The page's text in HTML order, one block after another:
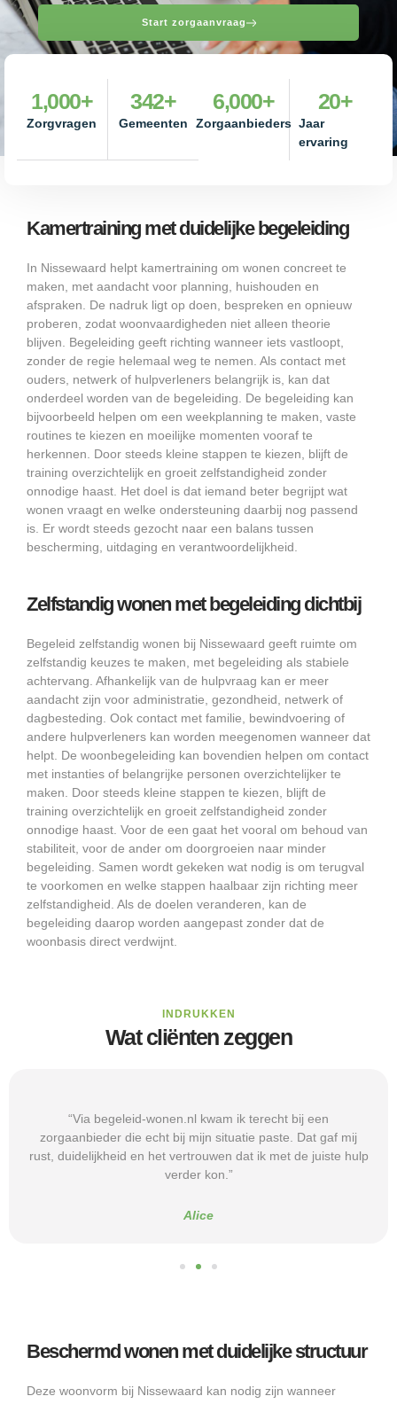
Start zorgaanvraag
Zorgvragen
1,000+
Gemeenten
342+
Zorgaanbieders
6,000+
Jaar
ervaring
20+
Kamertraining met duidelijke begeleiding
In Nissewaard helpt kamertraining om wonen concreet te
maken, met aandacht voor planning, huishouden en
afspraken. De nadruk ligt op doen, bespreken en opnieuw
proberen, zodat woonvaardigheden niet alleen theorie
blijven. Begeleiding geeft richting wanneer iets vastloopt,
zonder de regie helemaal weg te nemen. Als contact met
ouders, netwerk of hulpverleners belangrijk is, kan dat
onderdeel worden van de begeleiding. De begeleiding kan
bijvoorbeeld helpen om een weekplanning te maken, vaste
routines te kiezen en moeilijke momenten vooraf te
herkennen. Door steeds kleine stappen te kiezen, blijft de
training overzichtelijk en groeit zelfstandigheid zonder
onnodige haast. Het doel is dat iemand beter begrijpt wat
wonen vraagt en welke ondersteuning daarbij nog passend
is. Er wordt steeds gezocht naar een balans tussen
bescherming, uitdaging en verantwoordelijkheid.
Zelfstandig wonen met begeleiding dichtbij
Begeleid zelfstandig wonen bij Nissewaard geeft ruimte om
zelfstandig keuzes te maken, met begeleiding als stabiele
achtervang. Afhankelijk van de hulpvraag kan er meer
aandacht zijn voor administratie, gezondheid, netwerk of
dagbesteding. Ook contact met familie, bewindvoering of
andere hulpverleners kan worden meegenomen wanneer dat
helpt. De woonbegeleiding kan bovendien helpen om contact
met instanties of belangrijke personen overzichtelijker te
maken. Door steeds kleine stappen te kiezen, blijft de
training overzichtelijk en groeit zelfstandigheid zonder
onnodige haast. Voor de een gaat het vooral om behoud van
stabiliteit, voor de ander om doorgroeien naar minder
begeleiding. Samen wordt gekeken wat nodig is om terugval
te voorkomen en welke stappen haalbaar zijn richting meer
zelfstandigheid. Als de doelen veranderen, kan de
begeleiding daarop worden aangepast zonder dat de
woonbasis direct verdwijnt.
INDRUKKEN
Wat cliënten zeggen
“Via begeleid-wonen.nl kwam ik terecht bij een
zorgaanbieder die echt bij mijn situatie paste. Dat gaf mij
rust, duidelijkheid en het vertrouwen dat ik met de juiste hulp
verder kon.”
Alice
Beschermd wonen met duidelijke structuur
Deze woonvorm bij Nissewaard kan nodig zijn wanneer